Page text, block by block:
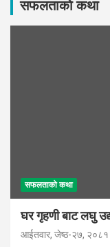
सफलताकाे कथा
सफलताको कथा
घर गृहणी बाट लघु
आईतवार, जेष्ठ-२७,